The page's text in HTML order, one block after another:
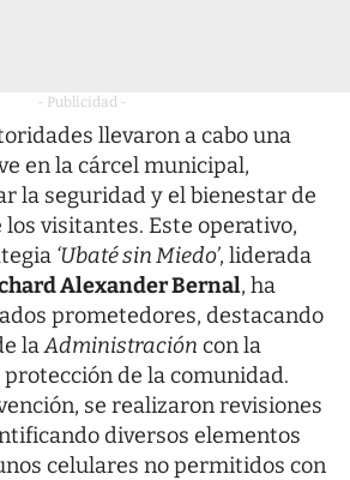
- Publicidad -
llevaron a cabo una
en la cárcel municipal,
la seguridad y el bienestar de
visitantes. Este operativo,
‘Ubaté sin Miedo’, liderada
Alexander Bernal, ha
prometedores, destacando
laAdministración con la
de la comunidad.
se realizaron revisiones
diversos elementos
celulares no permitidos con